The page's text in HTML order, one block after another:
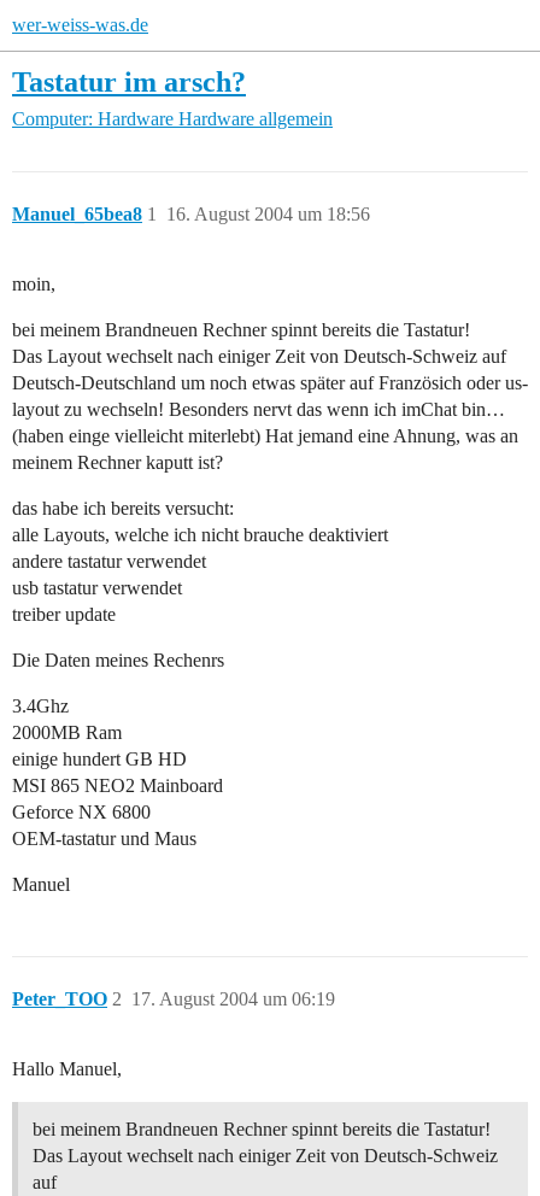
wer-weiss-was.de
Tastatur im arsch?
Computer: Hardware Hardware allgemein
Manuel_65bea8 16. August 2004 um 18:56
1
moin,
bei meinem Brandneuen Rechner spinnt bereits die Tastatur!
Das Layout wechselt nach einiger Zeit von Deutsch-Schweiz auf
Deutsch-Deutschland um noch etwas später auf Französich oder us-
layout zu wechseln! Besonders nervt das wenn ich imChat bin…
(haben einge vielleicht miterlebt) Hat jemand eine Ahnung, was an
meinem Rechner kaputt ist?
das habe ich bereits versucht:
alle Layouts, welche ich nicht brauche deaktiviert
andere tastatur verwendet
usb tastatur verwendet
treiber update
Die Daten meines Rechenrs
3.4Ghz
2000MB Ram
einige hundert GB HD
MSI 865 NEO2 Mainboard
Geforce NX 6800
OEM-tastatur und Maus
Manuel
Peter_TOO 17. August 2004 um 06:19
2
Hallo Manuel,
bei meinem Brandneuen Rechner spinnt bereits die Tastatur!
Das Layout wechselt nach einiger Zeit von Deutsch-Schweiz
auf